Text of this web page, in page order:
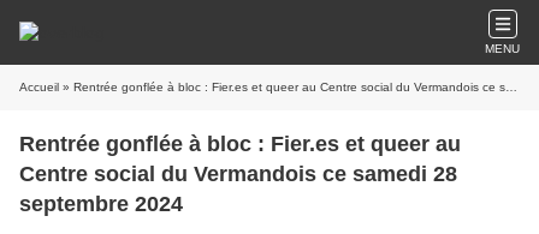
MENU
Accueil » Rentrée gonflée à bloc : Fier.es et queer au Centre social du Vermandois ce samedi 28 septembre 2024
Rentrée gonflée à bloc : Fier.es et queer au
Centre social du Vermandois ce samedi 28
septembre 2024